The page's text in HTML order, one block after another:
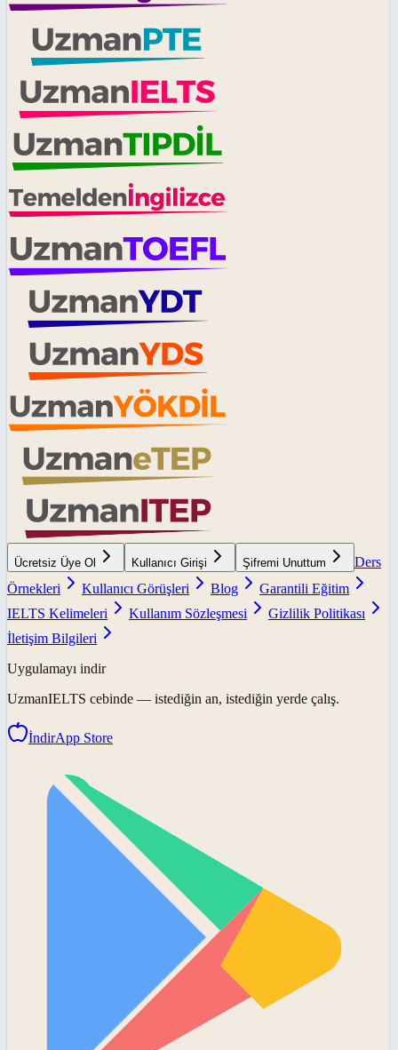
Ücretsiz Üye Ol Kullanıcı Girişi Şifremi Unuttum
Ders
Örnekleri
Kullanıcı Görüşleri Blog
Garantili Eğitim
IELTS Kelimeleri
Kullanım Sözleşmesi
Gizlilik Politikası
İletişim Bilgileri
Uygulamayı indir
UzmanIELTS cebinde — istediğin an, istediğin yerde çalış.
İndirApp Store